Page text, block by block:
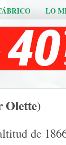
LO
Olette)
de